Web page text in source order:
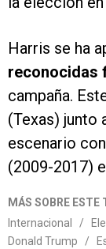
Harris se ha
reconocidas
campaña.
(Texas) junto
escenario
(2009-2017)
MÁS SOBRE ESTE
Internacional
/
Donald Trump
/